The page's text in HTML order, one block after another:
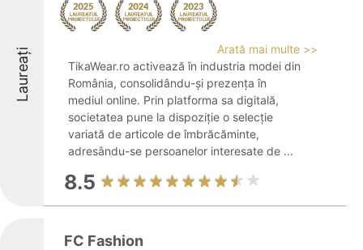
Laureați
Arată mai multe >>
TikaWear.ro activează în industria modei din
România, consolidându-și prezența în
mediul online. Prin platforma sa digitală,
societatea pune la dispoziție o selecție
variată de articole de îmbrăcăminte,
adresându-se persoanelor interesate de ...
8.5
FC Fashion